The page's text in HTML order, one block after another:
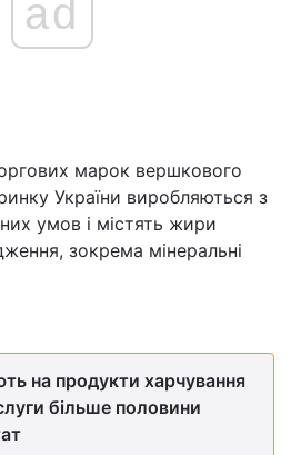
Світ
ad
марок вершкового
України виробляються з
умов і містять жири
зокрема мінеральні
на продукти харчування
більше половини